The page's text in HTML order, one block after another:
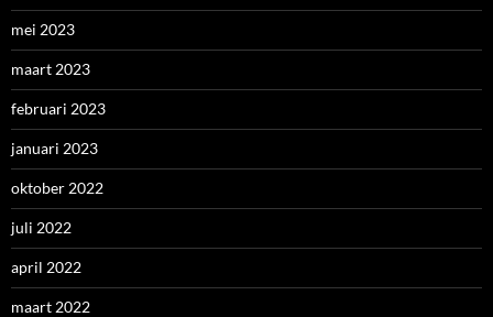
mei 2023
maart 2023
februari 2023
januari 2023
oktober 2022
juli 2022
april 2022
maart 2022